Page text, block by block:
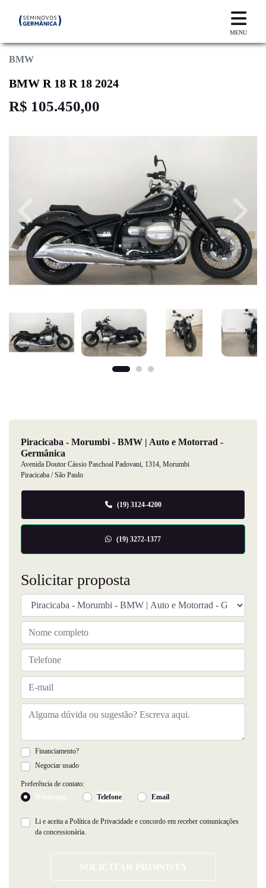
MENU
BMW
BMW R 18 R 18 2024
R$ 105.450,00
Previous Next
Piracicaba - Morumbi - BMW | Auto e Motorrad -
Germânica
Avenida Doutor Cássio Paschoal Padovani, 1314, Morumbi
Piracicaba / São Paulo
(19) 3124-4200
(19) 3272-1377
Solicitar proposta
Financiamento?
Negociar usado
Preferência de contato:
Whatsapp
Telefone Email
Li e aceita a Política de Privacidade e concordo em receber comunicações
da concessionária.
SOLICITAR PROPOSTA